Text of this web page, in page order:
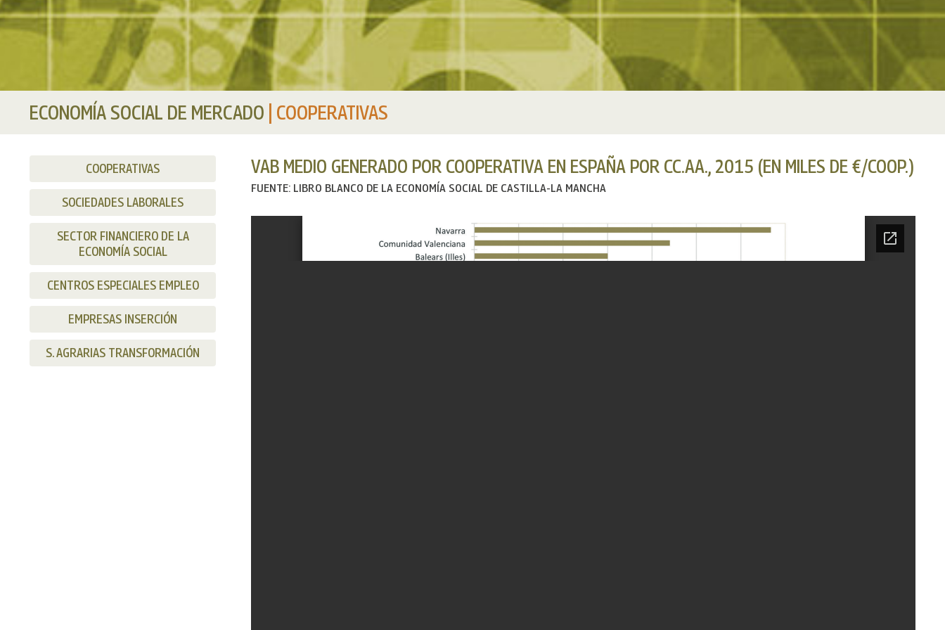
ECONOMÍA SOCIAL DE MERCADO COOPERATIVAS
COOPERATIVAS
SOCIEDADES LABORALES
SECTOR FINANCIERO DE LA
ECONOMÍA SOCIAL
CENTROS ESPECIALES EMPLEO
EMPRESAS INSERCIÓN
S. AGRARIAS TRANSFORMACIÓN
VAB MEDIO GENERADO POR COOPERATIVA EN ESPAÑA POR CC.AA., 2015 (EN MILES DE €/COOP.)
FUENTE: LIBRO BLANCO DE LA ECONOMÍA SOCIAL DE CASTILLA-LA MANCHA